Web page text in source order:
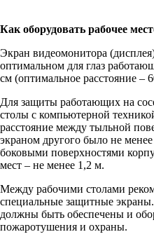
Как оборудовать рабочее
Экран видеомонитора
оптимальном для глаз
см (оптимальное расстояние –
Для защиты работающих на
столы с компьютерной
расстояние между тыльной
экраном другого было не
боковыми поверхностями
мест – не менее 1,2 м.
Между рабочими столами
специальные защитные
должны быть обеспечены и
пожаротушения и охраны.